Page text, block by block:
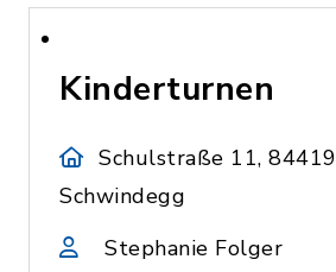
Kinderturnen
Schulstraße 11, 84419
Schwindegg
Stephanie Folger